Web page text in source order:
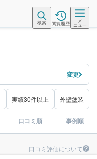
検索 閲覧履歴
メ
ニュー
変更
実績30件以上 外壁塗装
口コミ順 事例順
口コミ評価について